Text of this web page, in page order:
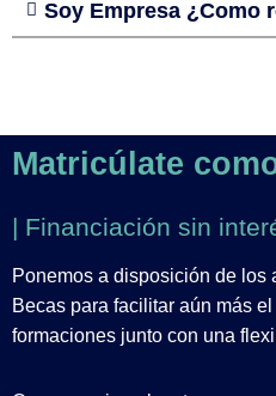
Soy Empresa ¿Como
Matricúlate
| Financiación sin
Ponemos a disposición de los
Becas para facilitar aún más
formaciones junto con una